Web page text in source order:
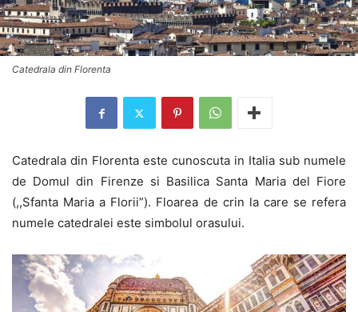
Catedrala din Florenta
Catedrala din Florenta este cunoscuta in Italia sub numele
de Domul din Firenze si Basilica Santa Maria del Fiore
(,,Sfanta Maria a Florii”). Floarea de crin la care se refera
numele catedralei este simbolul orasului.